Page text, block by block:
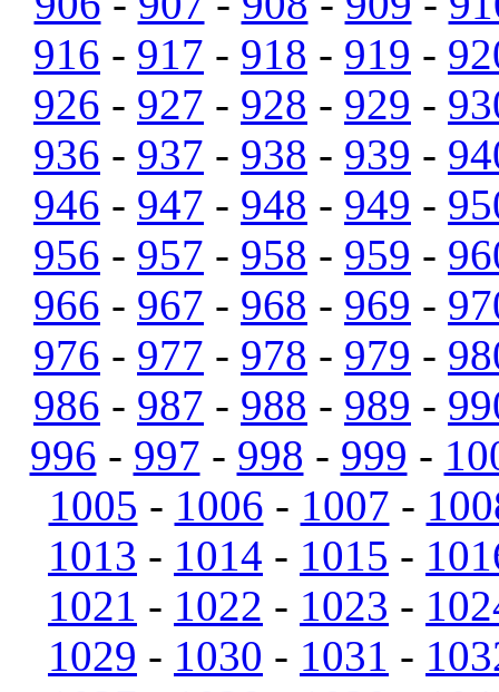
916 - 917 - 918 - 919 -
926 - 927 - 928 - 929 -
936 - 937 - 938 - 939 -
946 - 947 - 948 - 949 -
956 - 957 - 958 - 959 -
966 - 967 - 968 - 969 -
976 - 977 - 978 - 979 -
986 - 987 - 988 - 989 -
996 - 997 - 998 - 999 -
1005 - 1006 - 1007 -
1013 - 1014 - 1015 -
1021 - 1022 - 1023 -
1029 - 1030 - 1031 -